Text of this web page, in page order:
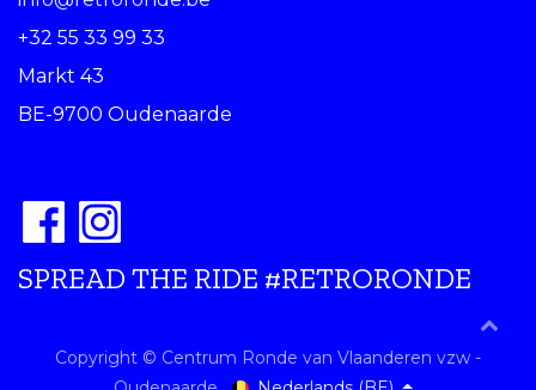
+32 55 33 99 33
Markt 43
BE-9700 Oudenaarde
SPREAD THE RIDE #RETRORONDE
Copyright © Centrum Ronde van Vlaanderen vzw -